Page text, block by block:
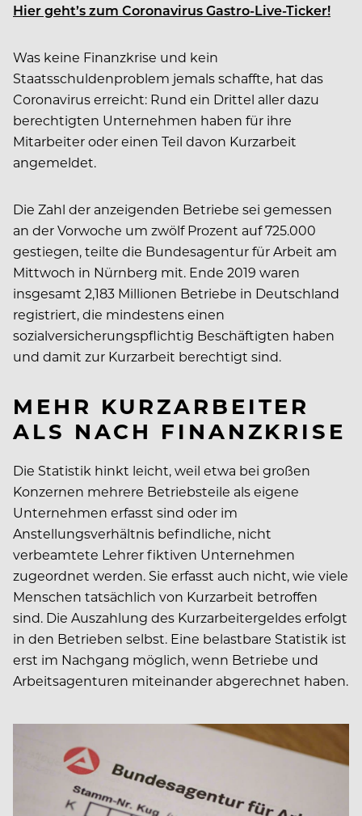
Hier geht’s zum Coronavirus Gastro-Live-Ticker!
Was keine Finanzkrise und kein
Staatsschuldenproblem jemals schaffte, hat das
Coronavirus erreicht: Rund ein Drittel aller dazu
berechtigten Unternehmen haben für ihre
Mitarbeiter oder einen Teil davon Kurzarbeit
angemeldet.
Die Zahl der anzeigenden Betriebe sei gemessen
an der Vorwoche um zwölf Prozent auf 725.000
gestiegen, teilte die Bundesagentur für Arbeit am
Mittwoch in Nürnberg mit. Ende 2019 waren
insgesamt 2,183 Millionen Betriebe in Deutschland
registriert, die mindestens einen
sozialversicherungspflichtig Beschäftigten haben
und damit zur Kurzarbeit berechtigt sind.
MEHR KURZARBEITER
ALS NACH FINANZKRISE
Die Statistik hinkt leicht, weil etwa bei großen
Konzernen mehrere Betriebsteile als eigene
Unternehmen erfasst sind oder im
Anstellungsverhältnis befindliche, nicht
verbeamtete Lehrer fiktiven Unternehmen
zugeordnet werden. Sie erfasst auch nicht, wie viele
Menschen tatsächlich von Kurzarbeit betroffen
sind. Die Auszahlung des Kurzarbeitergeldes erfolgt
in den Betrieben selbst. Eine belastbare Statistik ist
erst im Nachgang möglich, wenn Betriebe und
Arbeitsagenturen miteinander abgerechnet haben.